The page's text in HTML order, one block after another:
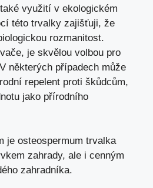
využití v ekologickém
této trvalky zajišťuji, že
rozmanitost.
je skvělou volbou pro
některých případech může
repelent proti škůdcům,
jako přírodního
je osteospermum trvalka
zahrady, ale i cenným
zahradníka.